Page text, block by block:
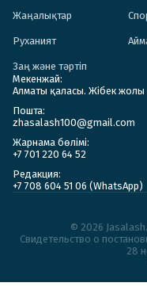
Жаңалықтар
Руханият
Заң және тәртіп
Мекенжай:
Алматы қаласы. Жібек жолы
Пошта:
zhasalash100@gmail.com
Жарнама бөлімі:
+7 701 220 64 52
Редакция:
+7 708 604 51 06 (WhatsApp)
© 2026
Cвидетельство о
28